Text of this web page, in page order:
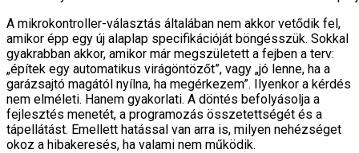
A mikrokontroller-választás általában nem akkor vetődik fel,
amikor épp egy új alaplap specifikációját böngésszük. Sokkal
gyakrabban akkor, amikor már megszületett a fejben a terv:
„építek egy automatikus virágöntözőt”, vagy „jó lenne, ha a
garázsajtó magától nyílna, ha megérkezem”. Ilyenkor a kérdés
nem elméleti. Hanem gyakorlati. A döntés befolyásolja a
fejlesztés menetét, a programozás összetettségét és a
tápellátást. Emellett hatással van arra is, milyen nehézséget
okoz a hibakeresés, ha valami nem működik.